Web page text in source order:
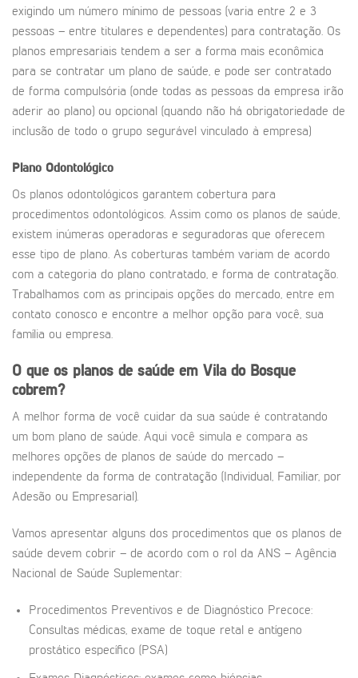
exigindo um número mínimo de pessoas (varia entre 2 e 3
pessoas – entre titulares e dependentes) para contratação. Os
planos empresariais tendem a ser a forma mais econômica
para se contratar um plano de saúde, e pode ser contratado
de forma compulsória (onde todas as pessoas da empresa irão
aderir ao plano) ou opcional (quando não há obrigatoriedade de
inclusão de todo o grupo segurável vinculado à empresa)
Plano Odontológico
Os planos odontológicos garantem cobertura para
procedimentos odontológicos. Assim como os planos de saúde,
existem inúmeras operadoras e seguradoras que oferecem
esse tipo de plano. As coberturas também variam de acordo
com a categoria do plano contratado, e forma de contratação.
Trabalhamos com as principais opções do mercado, entre em
contato conosco e encontre a melhor opção para você, sua
família ou empresa.
O que os planos de saúde em Vila do Bosque
cobrem?
A melhor forma de você cuidar da sua saúde é contratando
um bom plano de saúde. Aqui você simula e compara as
melhores opções de planos de saúde do mercado –
independente da forma de contratação (Individual, Familiar, por
Adesão ou Empresarial).
Vamos apresentar alguns dos procedimentos que os planos de
saúde devem cobrir – de acordo com o rol da ANS – Agência
Nacional de Saúde Suplementar:
Procedimentos Preventivos e de Diagnóstico Precoce:
Consultas médicas, exame de toque retal e antígeno
prostático específico (PSA)